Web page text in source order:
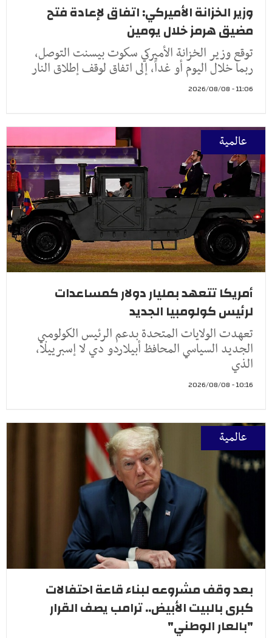
وزير الخزانة الأميركي: اتفاق لإعادة فتح
مضيق هرمز خلال يومين
توقع وزير الخزانة الأميركي سكوت بيسنت التوصل،
ربما خلال اليوم أو غداً، إلى اتفاق لوقف إطلاق النار
11:06 - 2026/08/08
عالمية
أمريكا تتعهد بمليار دولار كمساعدات
لرئيس كولومبيا الجديد
تعهدت الولايات المتحدة بدعم الرئيس الكولومبي
الجديد السياسي المحافظ أبيلاردو دي لا إسبرييلا،
الذي
10:16 - 2026/08/08
عالمية
بعد وقف مشروعه لبناء قاعة احتفالات
كبرى بالبيت الأبيض.. ترامب يصف القرار
"بالعار الوطني"